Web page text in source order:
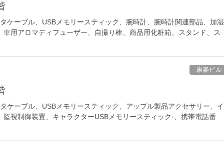
ケーブル、USBメモリースティック、腕時計、腕時計関連部品、加湿
用アロマディフューザー、自撮り棒、商品用化粧箱、スタンド、ス
康楽ビル
ケーブル、USBメモリースティック、アップル製品アクセサリー、イ
視制御装置、キャラクターUSBメモリースティック·、携帯電話番